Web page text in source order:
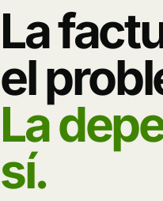
La
el
La
sí.